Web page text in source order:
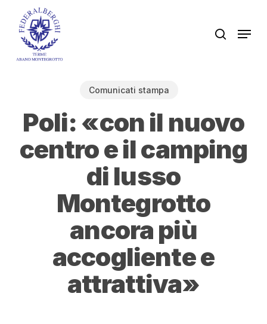
main
content
Comunicati stampa
Poli: «con il nuovo
centro e il camping
di lusso
Montegrotto
ancora più
accogliente e
attrattiva»